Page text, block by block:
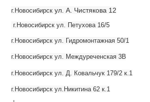
г.Новосибирск ул. А. Чистякова 12
г.Новосибирск ул. Петухова 16/5
г.Новосибирск ул. Гидромонтажная 50/1
г.Новосибирск ул. Междуреченская 3В
г.Новосибирск ул. Д. Ковальчук 179/2 к.1
г.Новосибирск ул.Никитина 62 к.1